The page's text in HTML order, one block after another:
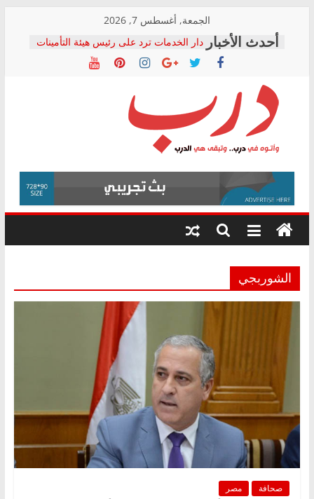
content
الجمعة, أغسطس 7, 2026
دار الخدمات ترد على رئيس هيئة التأمينات
بعد مؤتمره الصحفي: إنكار الأزمة لا ينهي
معاناة أصحاب المعاشات.. ونطالب بكشف
فرحات سليمان يكتب: القطاع الصحي إلى
أين؟
حزب التحالف الشعبي يطلق لجنة “الحق
في الصحة” بالإسكندرية لرصد الانتهاكات
ودعم المرضى
الوزاري لمدينة الصحفيين.. وانتهاء أعمال
إنشاء المبنى الإداري
المجلس القومي لحقوق الإنسان يعلن
متابعة قضية الدكتور محمد زهران.. ويؤكد:
قرينة البراءة وضمانات المحاكمة العادلة
درب
وأتوه
درب..
وتبقى
هي
الشوربجي
صحافة مصر